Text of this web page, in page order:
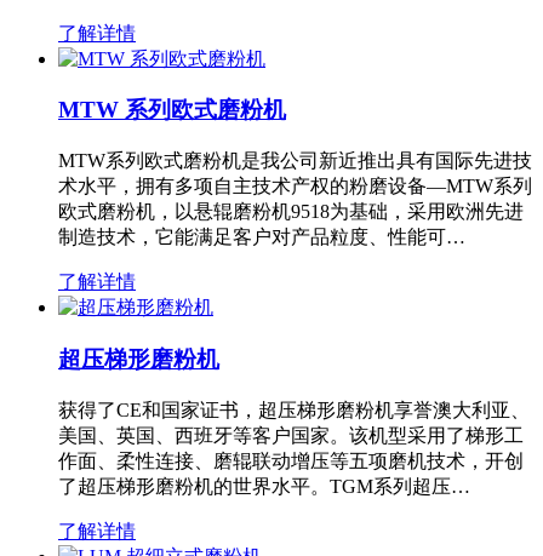
了解详情
MTW 系列欧式磨粉机
MTW系列欧式磨粉机是我公司新近推出具有国际先进技
术水平，拥有多项自主技术产权的粉磨设备—MTW系列
欧式磨粉机，以悬辊磨粉机9518为基础，采用欧洲先进
制造技术，它能满足客户对产品粒度、性能可…
了解详情
超压梯形磨粉机
获得了CE和国家证书，超压梯形磨粉机享誉澳大利亚、
美国、英国、西班牙等客户国家。该机型采用了梯形工
作面、柔性连接、磨辊联动增压等五项磨机技术，开创
了超压梯形磨粉机的世界水平。TGM系列超压…
了解详情